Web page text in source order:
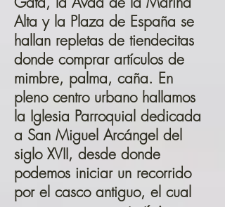
Alta y la Plaza de España se
hallan repletas de tiendecitas
donde comprar artículos de
mimbre, palma, caña. En
pleno centro urbano hallamos
la Iglesia Parroquial dedicada
a San Miguel Arcángel del
siglo XVII, desde donde
podemos iniciar un recorrido
por el casco antiguo, el cual